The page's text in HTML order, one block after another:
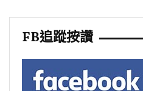
FB追蹤按讚